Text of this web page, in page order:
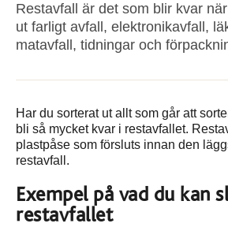
Restavfall är det som blir kvar
ut farligt avfall, elektronikavfall,
matavfall, tidningar och
Har du sorterat ut allt som går att
bli så mycket kvar i restavfallet.
plastpåse som försluts innan den
restavfall.
Exempel på vad du kan
restavfallet